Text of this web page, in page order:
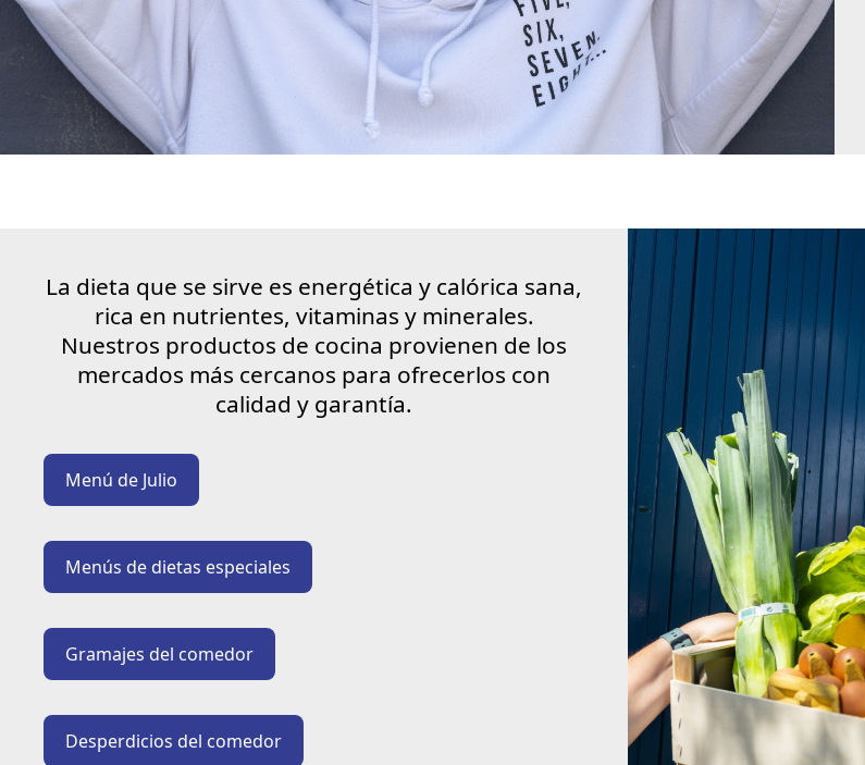
La dieta que se sirve es energética y calórica sana,
rica en nutrientes, vitaminas y minerales.
Nuestros productos de cocina provienen de los
mercados más cercanos para ofrecerlos con
calidad y garantía.
Menú de Julio
Menús de dietas especiales
Gramajes del comedor
Desperdicios del comedor